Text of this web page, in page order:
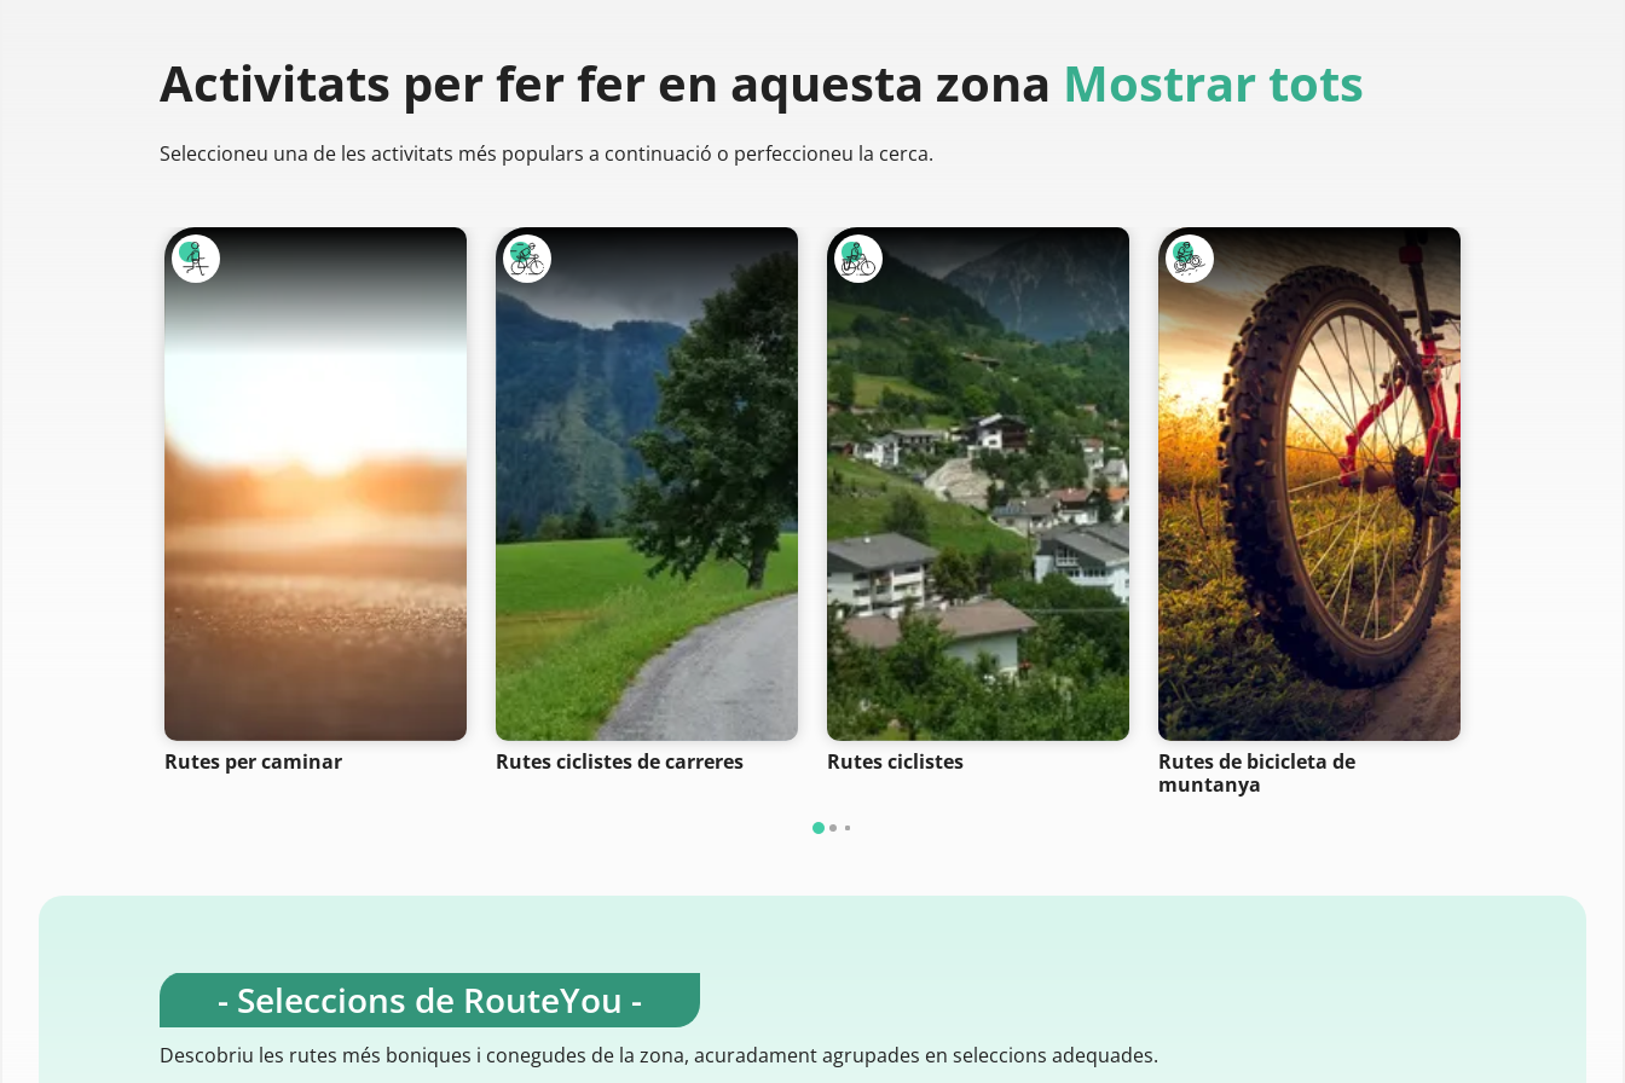
Activitats per ferfer en aquesta zona Mostrar tots
Seleccioneu una de les activitats més populars a continuació o perfeccioneu la cerca.
Rutes per caminar Rutes ciclistes de carreres Rutes ciclistes
Rutes de bicicleta de
muntanya
- Seleccions de RouteYou -
Descobriu les rutes més boniques i conegudes de la zona, acuradament agrupades en seleccions adequades.